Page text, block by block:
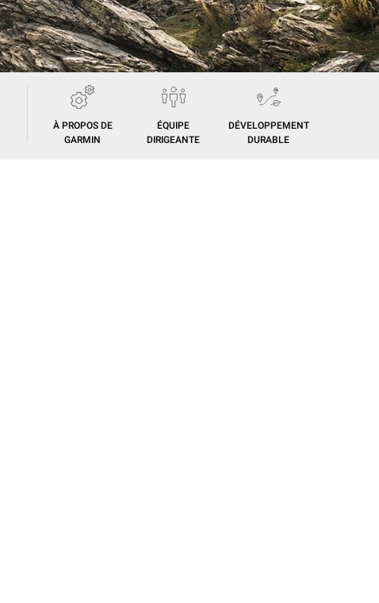
À PROPOS DE
GARMIN
ÉQUIPE
DIRIGEANTE
DÉVELOPPEMENT
DURABLE